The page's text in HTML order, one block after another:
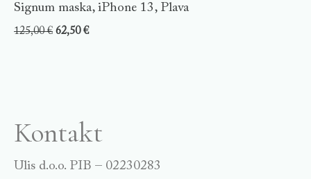
Signum maska, iPhone 13, Plava
125,00€ 62,50€
Kontakt
Ulis d.o.o. PIB – 02230283